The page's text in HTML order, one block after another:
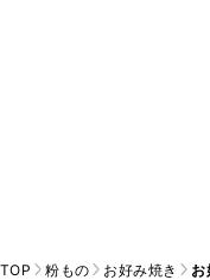
TOP 粉もの お好み焼き